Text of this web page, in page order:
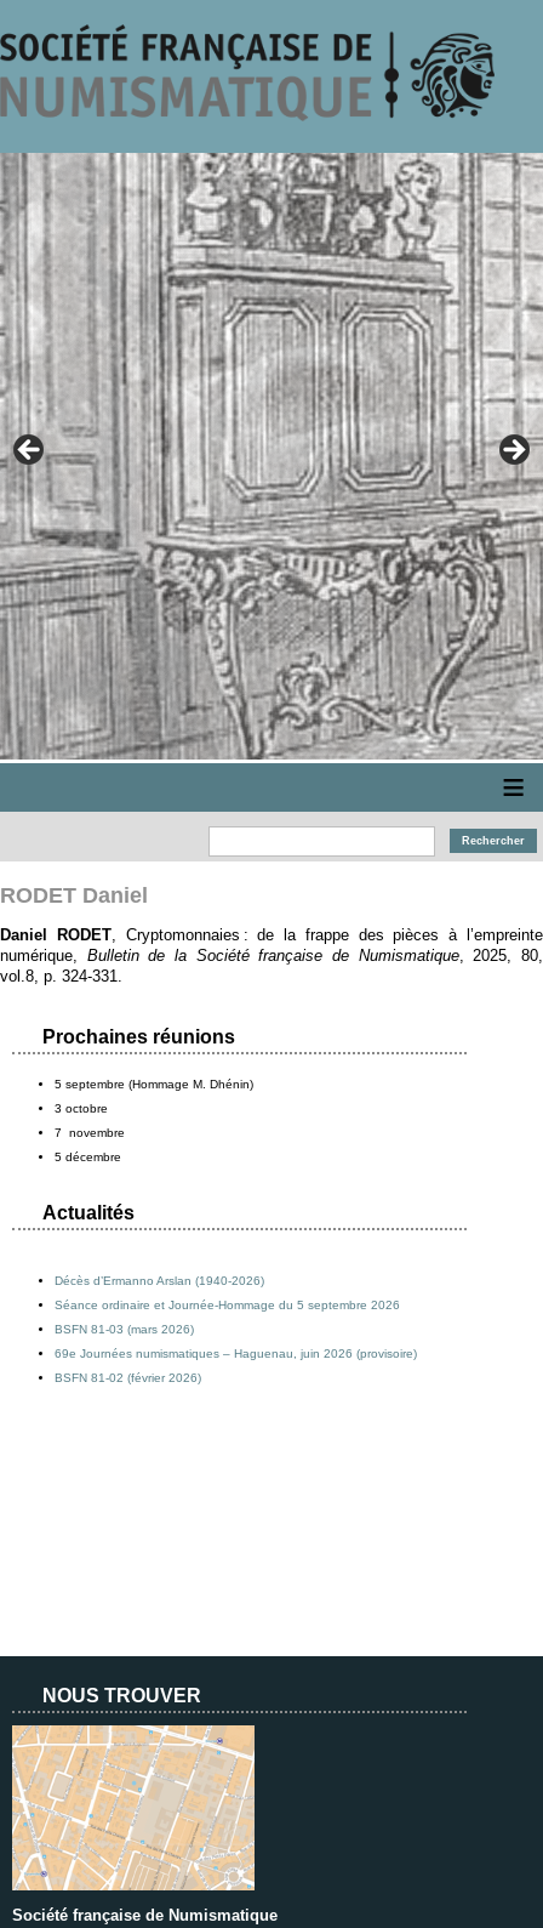
≡
RODET Daniel
Daniel RODET, Cryptomonnaies : de la frappe des pièces à l’empreinte
numérique, Bulletin de la Société française de Numismatique, 2025, 80,
vol.8, p. 324‑331.
Prochaines réunions
5 septembre (Hommage M. Dhénin)
3 octobre
7 novembre
5 décembre
Actualités
Décès d’Ermanno Arslan (1940-2026)
Séance ordinaire et Journée-Hommage du 5 septembre 2026
BSFN 81-03 (mars 2026)
69e Journées numismatiques – Haguenau, juin 2026 (provisoire)
BSFN 81-02 (février 2026)
NOUS TROUVER
Société française de Numismatique